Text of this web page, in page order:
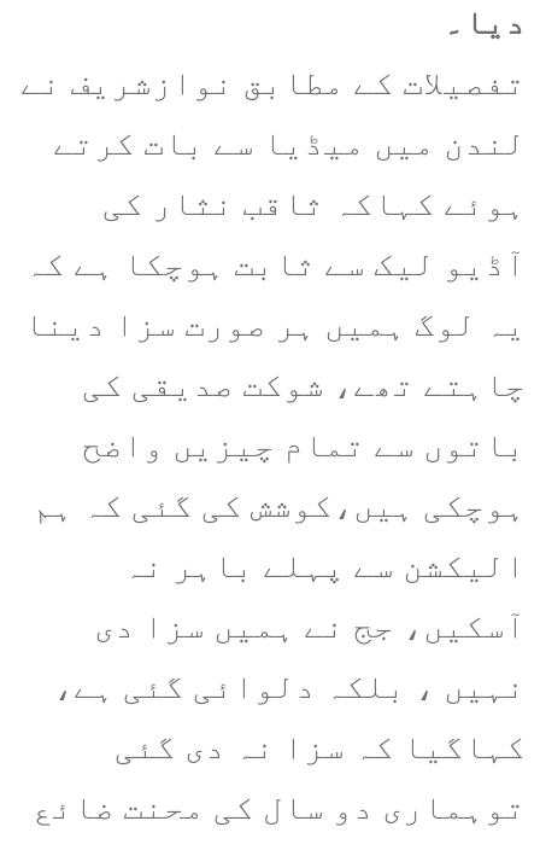
دیا۔
تفصیلات کے مطابق نوازشریف نے
لندن میں میڈیا سے بات کرتے
ہوئے کہاکہ ثاقب نثار کی
آڈیو لیک سے ثابت ہوچکا ہے کہ
یہ لوگ ہمیں ہر صورت سزا دینا
چاہتے تھے، شوکت صدیقی کی
باتوں سے تمام چیزیں واضح
ہوچکی ہیں،کوشش کی گئی کہ ہم
الیکشن سے پہلے باہر نہ
آسکیں، جج نے ہمیں سزا دی
نہیں ، بلکہ دلوائی گئی ہے،
کہاگیا کہ سزا نہ دی گئی
توہماری دو سال کی محنت ضائع